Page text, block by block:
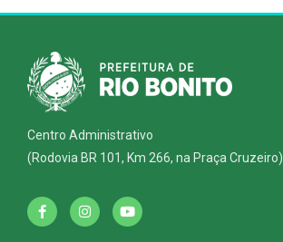
Centro Administrativo
(Rodovia BR 101, Km 266, na Praça Cruzeiro)